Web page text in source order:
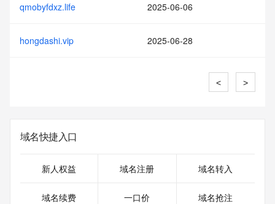
qmobyfdxz.life 2025-06-06
hongdashi.vip 2025-06-28
< >
域名快捷入口
新人权益 域名注册 域名转入
域名续费 一口价 域名抢注